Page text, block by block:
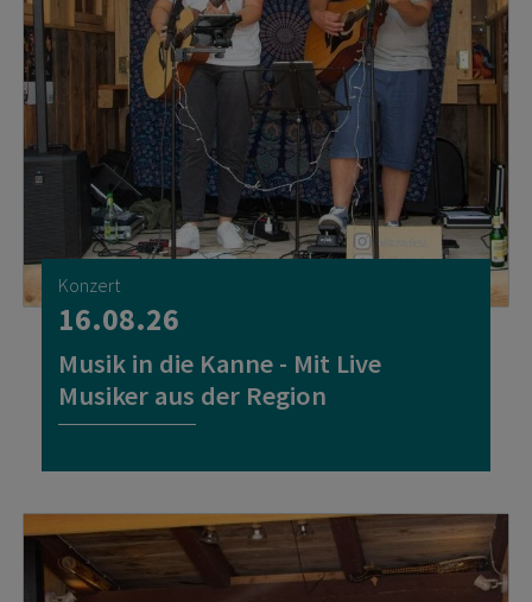
Konzert
16.08.26
Musik in die Kanne - Mit Live
Musiker aus der Region